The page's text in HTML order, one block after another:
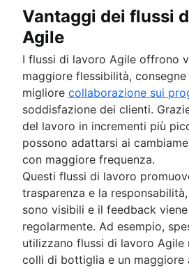
Vantaggi dei flussi
Agile
I flussi di lavoro Agile offrono
maggiore flessibilità,
migliore collaborazione sui
soddisfazione dei clienti.
del lavoro in incrementi più
possono adattarsi ai
con maggiore frequenza.
Questi flussi di lavoro
trasparenza e la
sono visibili e il feedback
regolarmente. Ad esempio,
utilizzano flussi di lavoro Agile
colli di bottiglia e un maggiore